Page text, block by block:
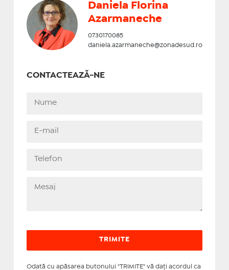
Daniela Florina
Azarmaneche
0730170085
daniela.azarmaneche@zonadesud.ro
CONTACTEAZĂ-NE
Odată cu apăsarea butonului "TRIMITE" vă daţi acordul ca